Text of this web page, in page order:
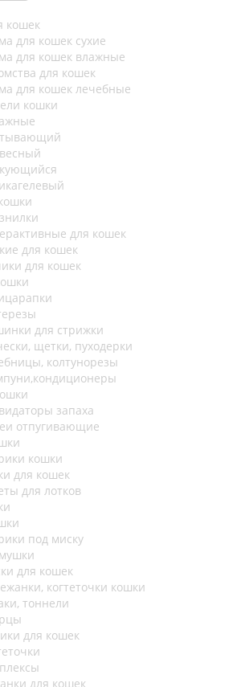
кошек
для кошек сухие
для кошек влажные
для кошек
для кошек лечебные
кошки
для кошек
для кошек
для кошек
для стрижки
щетки, пуходерки
колтунорезы
запаха
отпугивающие
кошки
для кошек
для лотков
под миску
для кошек
когтеточки кошки
тоннели
для кошек
для кошек